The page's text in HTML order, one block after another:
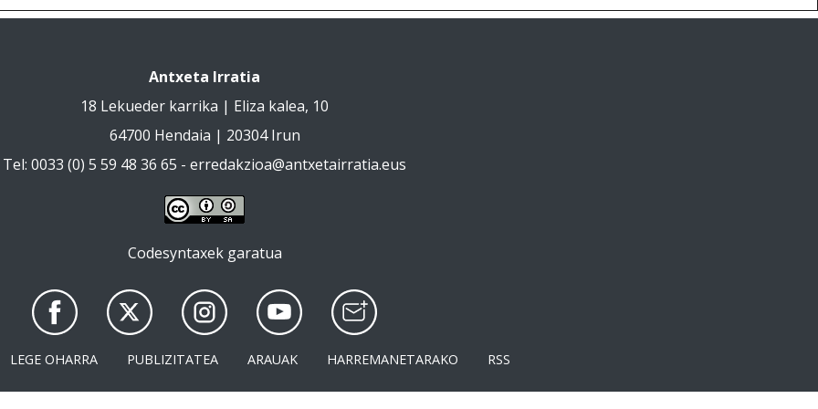
Antxeta Irratia
18 Lekueder karrika | Eliza kalea, 10
64700 Hendaia | 20304 Irun
Tel: 0033 (0) 5 59 48 36 65 - erredakzioa@antxetairratia.eus
Codesyntaxek garatua
LEGE OHARRA PUBLIZITATEA ARAUAK HARREMANETARAKO RSS